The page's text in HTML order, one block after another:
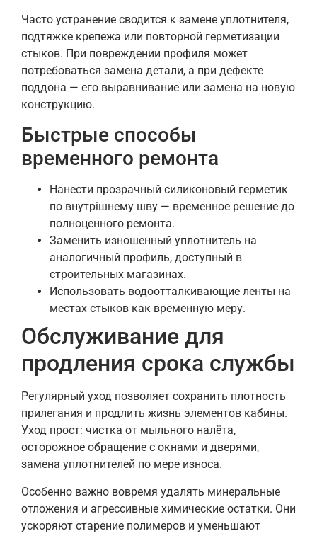
Часто устранение сводится к замене уплотнителя,
подтяжке крепежа или повторной герметизации
стыков. При повреждении профиля может
потребоваться замена детали, а при дефекте
поддона — его выравнивание или замена на новую
конструкцию.
Быстрые способы
временного ремонта
Нанести прозрачный силиконовый герметик
по внутрішнему шву — временное решение до
полноценного ремонта.
Заменить изношенный уплотнитель на
аналогичный профиль, доступный в
строительных магазинах.
Использовать водоотталкивающие ленты на
местах стыков как временную меру.
Обслуживание для
продления срока службы
Регулярный уход позволяет сохранить плотность
прилегания и продлить жизнь элементов кабины.
Уход прост: чистка от мыльного налёта,
осторожное обращение с окнами и дверями,
замена уплотнителей по мере износа.
Особенно важно вовремя удалять минеральные
отложения и агрессивные химические остатки. Они
ускоряют старение полимеров и уменьшают